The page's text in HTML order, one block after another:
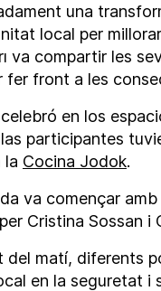
una
local per
va compartir les
fer front a les
en los
participantes
la Cocina Jodok.
va començar
Cristina Sossan i
del matí, diferents
en la seguretat